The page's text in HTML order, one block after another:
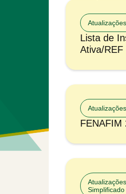
Lista de
Ativa/REF
FENAFIM
Simplificado